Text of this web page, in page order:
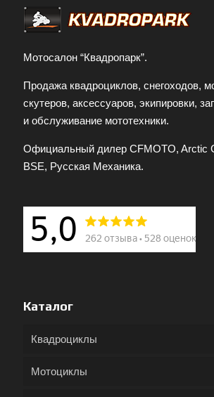
Мотосалон “Квадропарк”.
Продажа квадроциклов, снегоходов,
скутеров, аксессуаров, экипировки,
и обслуживание мототехники.
Официальный дилер CFMOTO, Arctic
BSE, Русская Механика.
Каталог
Квадроциклы
Мотоциклы